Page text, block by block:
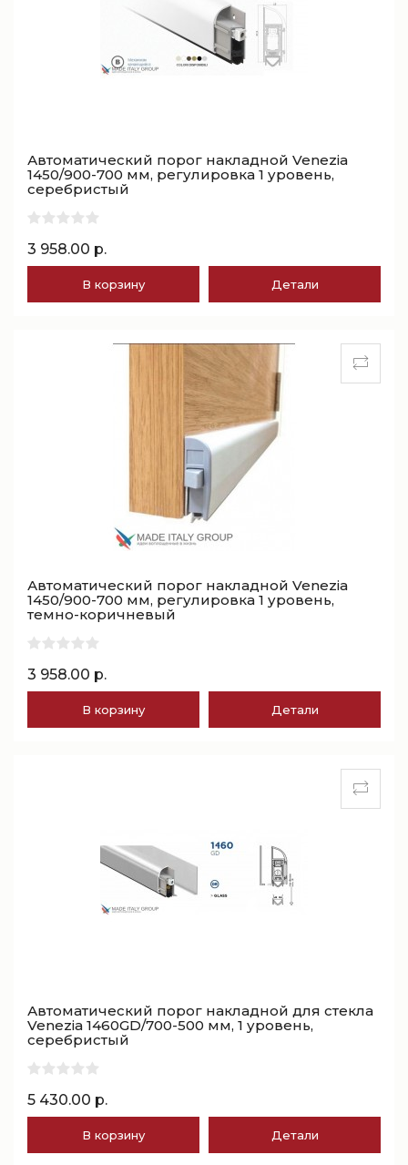
Автоматический порог накладной Venezia
1450/900-700 мм, регулировка 1 уровень,
серебристый
3 958.00 р.
В корзину Детали
Автоматический порог накладной Venezia
1450/900-700 мм, регулировка 1 уровень,
темно-коричневый
3 958.00 р.
В корзину Детали
Автоматический порог накладной для стекла
Venezia 1460GD/700-500 мм, 1 уровень,
серебристый
5 430.00 р.
В корзину Детали